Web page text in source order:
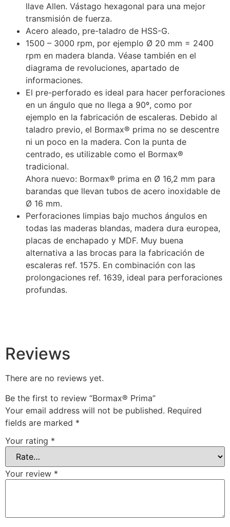
llave Allen. Vástago hexagonal para una mejor
transmisión de fuerza.
Acero aleado, pre-taladro de HSS-G.
1500 – 3000 rpm, por ejemplo Ø 20 mm = 2400
rpm en madera blanda. Véase también en el
diagrama de revoluciones, apartado de
informaciones.
El pre-perforado es ideal para hacer perforaciones
en un ángulo que no llega a 90º, como por
ejemplo en la fabricación de escaleras. Debido al
taladro previo, el Bormax® prima no se descentre
ni un poco en la madera. Con la punta de
centrado, es utilizable como el Bormax®
tradicional.
Ahora nuevo: Bormax® prima en Ø 16,2 mm para
barandas que llevan tubos de acero inoxidable de
Ø 16 mm.
Perforaciones limpias bajo muchos ángulos en
todas las maderas blandas, madera dura europea,
placas de enchapado y MDF. Muy buena
alternativa a las brocas para la fabricación de
escaleras ref. 1575. En combinación con las
prolongaciones ref. 1639, ideal para perforaciones
profundas.
Reviews
There are no reviews yet.
Be the first to review “Bormax® Prima”
Your email address will not be published. Required
fields are marked *
Your rating *
Your review *